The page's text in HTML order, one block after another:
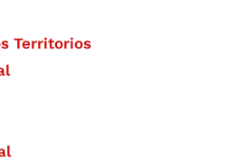
Territorios